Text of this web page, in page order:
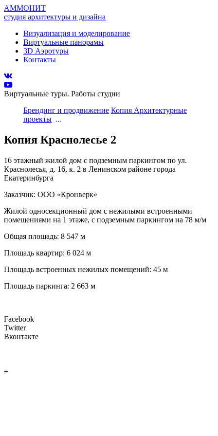
АММОНИТ
студия архитектуры и дизайна
Визуализация и моделирование
Виртуальные панорамы
3D Аэротуры
Контакты
Виртуальные туры. Работы студии
Брендинг и продвижение Копия Архитектурные
проекты ...
Копия Краснолесье 2
16 этажный жилой дом с подземным паркингом по ул.
Краснолесья, д. 16, к. 2 в Ленинском районе города
Екатеринбурга
Заказчик: ООО «Кронверк»
Жилой односекционный дом с нежилыми встроенными
помещениями на 1 этаже, с подземным паркингом на 78 м/м
Общая площадь: 8 547 м
Площадь квартир: 6 024 м
Площадь встроенных нежилых помещений: 45 м
Площадь паркинга: 2 663 м
Facebook
Twitter
Вконтакте
+